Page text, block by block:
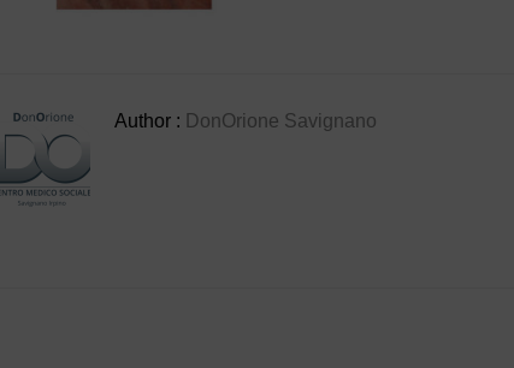
Author : DonOrione Savignano